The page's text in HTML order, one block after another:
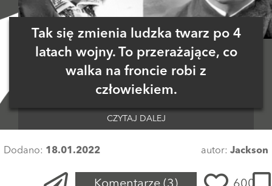
Tak się zmienia ludzka twarz po 4
latach wojny. To przerażające, co
walka na froncie robi z
człowiekiem.
CZYTAJ DALEJ
Dodano: 18.01.2022 autor: Jackson